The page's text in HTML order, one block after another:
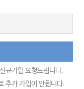
규가입 요청드립니다.
추가 가입이 안됩니다.